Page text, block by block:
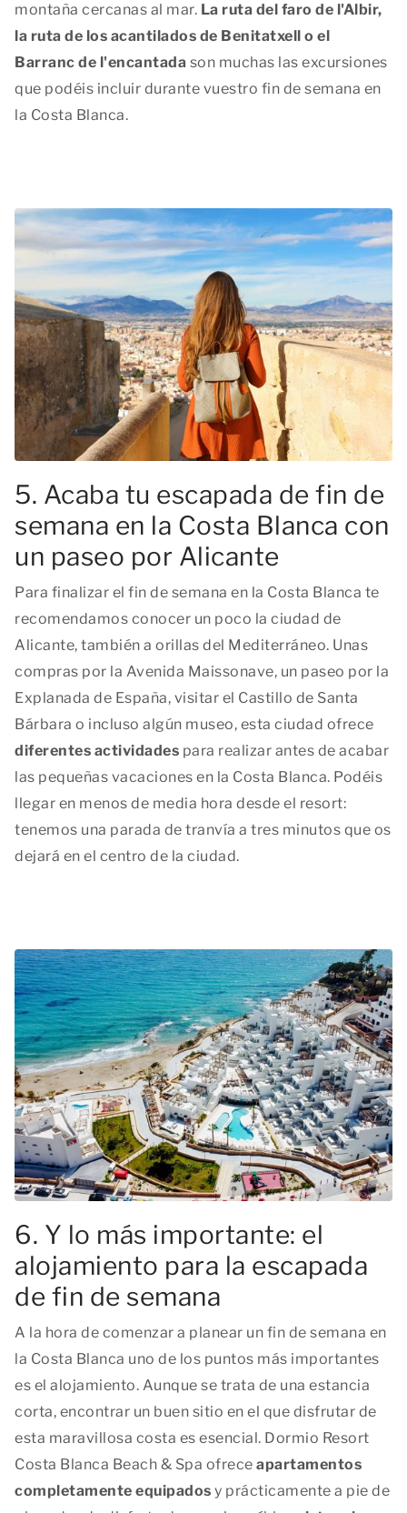
montaña cercanas al mar. La ruta del faro de l'Albir,
la ruta de los acantilados de Benitatxell o el
Barranc de l'encantada son muchas las excursiones
que podéis incluir durante vuestro fin de semana en
la Costa Blanca.
5. Acaba tu escapada de fin de
semana en la Costa Blanca con
un paseo por Alicante
Para finalizar el fin de semana en la Costa Blanca te
recomendamos conocer un poco la ciudad de
Alicante, también a orillas del Mediterráneo. Unas
compras por la Avenida Maissonave, un paseo por la
Explanada de España, visitar el Castillo de Santa
Bárbara o incluso algún museo, esta ciudad ofrece
diferentes actividades para realizar antes de acabar
las pequeñas vacaciones en la Costa Blanca. Podéis
llegar en menos de media hora desde el resort:
tenemos una parada de tranvía a tres minutos que os
dejará en el centro de la ciudad.
6. Y lo más importante: el
alojamiento para la escapada
de fin de semana
A la hora de comenzar a planear un fin de semana en
la Costa Blanca uno de los puntos más importantes
es el alojamiento. Aunque se trata de una estancia
corta, encontrar un buen sitio en el que disfrutar de
esta maravillosa costa es esencial. Dormio Resort
Costa Blanca Beach & Spa ofrece apartamentos
completamente equipados y prácticamente a pie de